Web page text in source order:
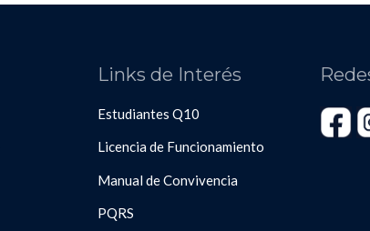
Links de Interés
Estudiantes Q10
Licencia de Funcionamiento
Manual de Convivencia
PQRS